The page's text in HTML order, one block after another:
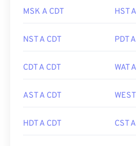
MSK A CDT HST
NST A CDT PDT
CDT A CDT WAT
AST A CDT
HDT A CDT CST